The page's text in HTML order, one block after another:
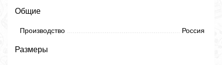
Общие
Производство Россия
Размеры